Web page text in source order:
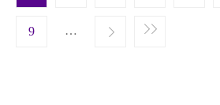
9 …
Next › Last »
page